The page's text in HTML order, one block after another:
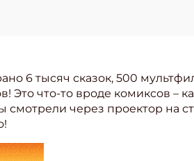
6 тысяч сказок, 500
что-то вроде комиксов –
через проектор на